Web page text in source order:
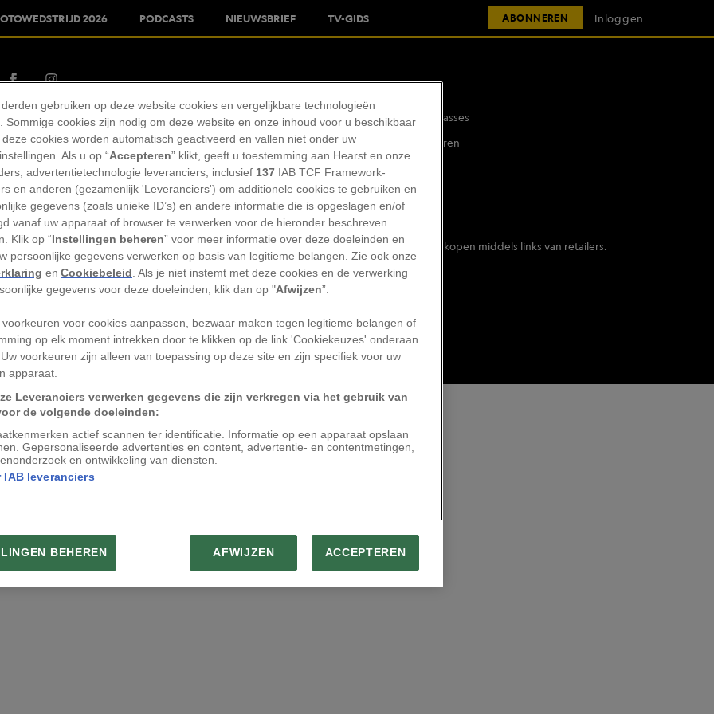
2026 PODCASTS NIEUWSBRIEF TV-GIDS ABONNEREN Inloggen
Fotowedstrijd 2026
Masterclasses
Klantenservice Adverteren
programma's, dat houdt in dat National Geographic commissies ontvangt voor aankopen middels links van retailers.
gebruiken op deze website cookies en vergelijkbare technologieën
Sommige cookies zijn nodig om deze website en onze inhoud voor u beschikbaar
cookies worden automatisch geactiveerd en vallen niet onder uw
Als u op “Accepteren” klikt, geeft u toestemming aan Hearst en onze
advertentietechnologie leveranciers, inclusief 137 IAB TCF Framework-
en anderen (gezamenlijk 'Leveranciers') om additionele cookies te gebruiken en
gegevens (zoals unieke ID’s) en andere informatie die is opgeslagen en/of
vanaf uw apparaat of browser te verwerken voor de hieronder beschreven
Klik op “Instellingen beheren” voor meer informatie over deze doeleinden en
persoonlijke gegevens verwerken op basis van legitieme belangen. Zie ook onze
enCookiebeleid. Als je niet instemt met deze cookies en de verwerking
gegevens voor deze doeleinden, klik dan op "Afwijzen”.
voorkeuren voor cookies aanpassen, bezwaar maken tegen legitieme belangen of
op elk moment intrekken door te klikken op de link 'Cookiekeuzes' onderaan
voorkeuren zijn alleen van toepassing op deze site en zijn specifiek voor uw
apparaat.
Leveranciers verwerken gegevens die zijn verkregen via het gebruik van
de volgende doeleinden:
actief scannen ter identificatie. Informatie op een apparaat opslaan
Gepersonaliseerde advertenties en content, advertentie- en contentmetingen,
en ontwikkeling van diensten.
IAB leveranciers
BEHEREN AFWIJZEN ACCEPTEREN